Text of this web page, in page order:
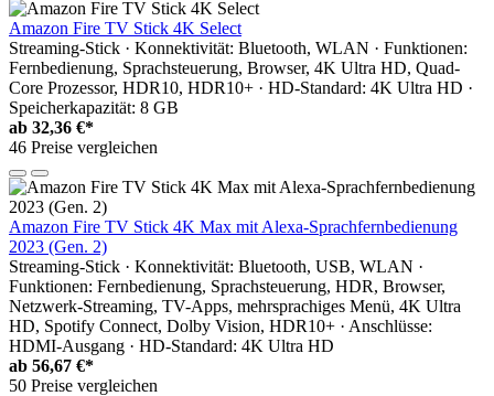
Amazon Fire TV Stick 4K Select
Streaming-Stick · Konnektivität: Bluetooth, WLAN · Funktionen:
Fernbedienung, Sprachsteuerung, Browser, 4K Ultra HD, Quad-
Core Prozessor, HDR10, HDR10+ · HD-Standard: 4K Ultra HD ·
Speicherkapazität: 8 GB
ab 32,36 €*
46 Preise vergleichen
Amazon Fire TV Stick 4K Max mit Alexa-Sprachfernbedienung
2023 (Gen. 2)
Streaming-Stick · Konnektivität: Bluetooth, USB, WLAN ·
Funktionen: Fernbedienung, Sprachsteuerung, HDR, Browser,
Netzwerk-Streaming, TV-Apps, mehrsprachiges Menü, 4K Ultra
HD, Spotify Connect, Dolby Vision, HDR10+ · Anschlüsse:
HDMI-Ausgang · HD-Standard: 4K Ultra HD
ab 56,67 €*
50 Preise vergleichen